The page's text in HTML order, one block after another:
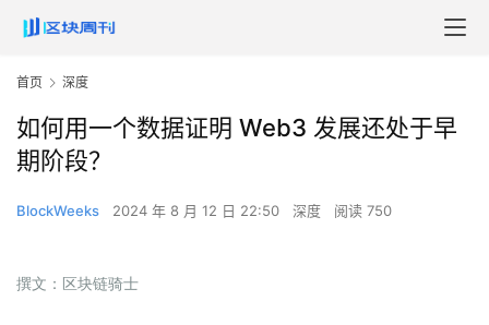
首页 深度
如何用一个数据证明 Web3 发展还处于早
期阶段？
BlockWeeks 2024 年 8 月 12 日 22:50 深度 阅读 750
撰文：区块链骑士